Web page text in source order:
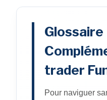
Glossaire
trader
Pour naviguer